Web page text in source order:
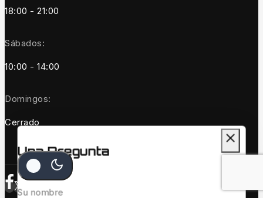
18:00 - 21:00
Sábados:
10:00 - 14:00
Domingos:
Cerrado
Una Pregunta
Su nombre